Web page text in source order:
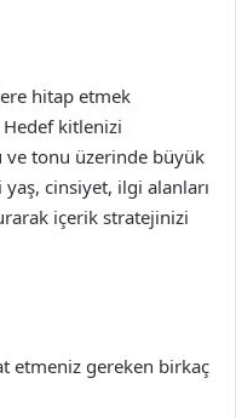
hitap etmek
kitlenizi
tonu üzerinde büyük
cinsiyet, ilgi alanları
içerik stratejinizi
etmeniz gereken birkaç